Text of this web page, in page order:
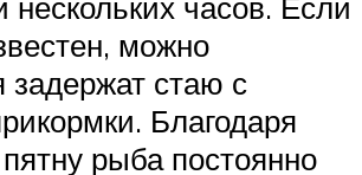
можно
задержат стаю с
Благодаря
рыба постоянно